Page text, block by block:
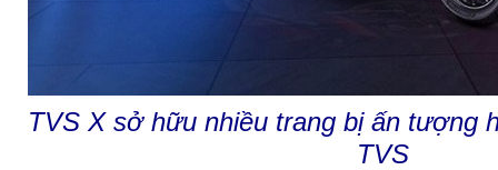
TVS X sở hữu nhiều trang bị ấn tượng
TVS